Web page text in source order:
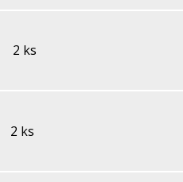
2 ks
2 ks